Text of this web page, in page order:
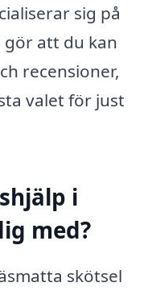
sig på
att du kan
recensioner,
valet för just
i
med?
skötsel